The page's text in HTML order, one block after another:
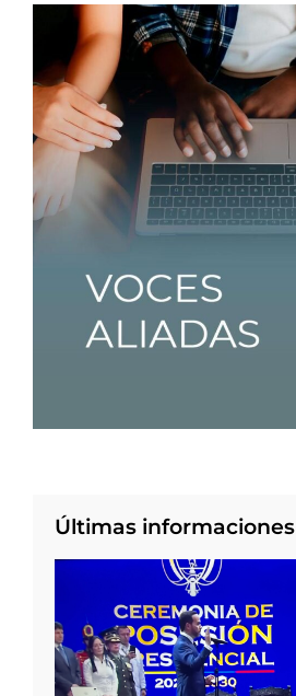
Últimas informaciones